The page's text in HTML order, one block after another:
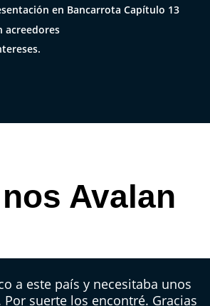
en Bancarrota Capítulo 13
acreedores
Avalan
a este país y necesitaba unos
suerte los encontré. Gracias